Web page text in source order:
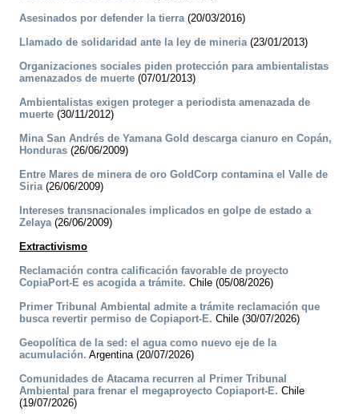
Asesinados por defender la tierra(20/03/2016)
Llamado de solidaridad ante la ley de mineria(23/01/2013)
Organizaciones sociales piden protección para ambientalistas
amenazados de muerte (07/01/2013)
Ambientalistas exigen proteger a periodista amenazada de
muerte (30/11/2012)
Mina San Andrés de Yamana Gold descarga cianuro en Copán,
Honduras (26/06/2009)
Entre Mares de minera de oro GoldCorp contamina el Valle de
Siria(26/06/2009)
Intereses transnacionales implicados en golpe de estado a
Zelaya(26/06/2009)
Extractivismo
Reclamación contra calificación favorable de proyecto
CopiaPort-E es acogida a trámite. Chile (05/08/2026)
Primer Tribunal Ambiental admite a trámite reclamación que
busca revertir permiso de Copiaport-E. Chile (30/07/2026)
Geopolítica de la sed: el agua como nuevo eje de la
acumulación. Argentina (20/07/2026)
Comunidades de Atacama recurren al Primer Tribunal
Ambiental para frenar el megaproyecto Copiaport-E. Chile
(19/07/2026)